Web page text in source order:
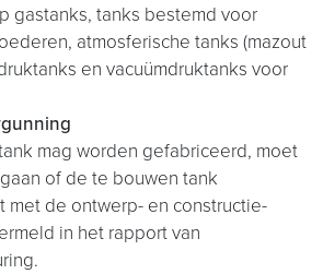
gastanks, tanks bestemd voor
atmosferische tanks (mazout
en vacuümdruktanks voor
mag worden gefabriceerd, moet
of de te bouwen tank
met de ontwerp- en constructie-
in het rapport van